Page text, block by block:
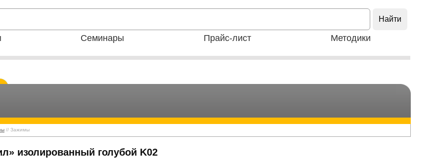
Семинары Прайс-лист Методики
// Зажимы
изолированный голубой K02